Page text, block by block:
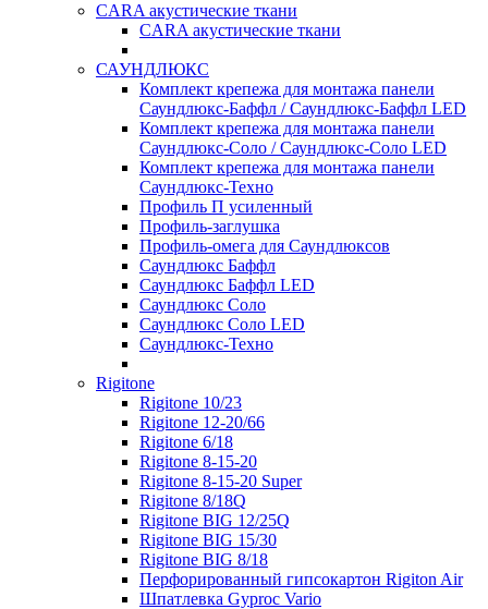
CARA акустические ткани
CARA акустические ткани
САУНДЛЮКС
Комплект крепежа для монтажа панели
Саундлюкс-Баффл / Саундлюкс-Баффл LED
Комплект крепежа для монтажа панели
Саундлюкс-Соло / Саундлюкс-Соло LED
Комплект крепежа для монтажа панели
Саундлюкс-Техно
Профиль П усиленный
Профиль-заглушка
Профиль-омега для Саундлюксов
Саундлюкс Баффл
Саундлюкс Баффл LED
Саундлюкс Соло
Саундлюкс Соло LED
Саундлюкс-Техно
Rigitone
Rigitone 10/23
Rigitone 12-20/66
Rigitone 6/18
Rigitone 8-15-20
Rigitone 8-15-20 Super
Rigitone 8/18Q
Rigitone BIG 12/25Q
Rigitone BIG 15/30
Rigitone BIG 8/18
Перфорированный гипсокартон Rigiton Air
Шпатлевка Gyproc Vario